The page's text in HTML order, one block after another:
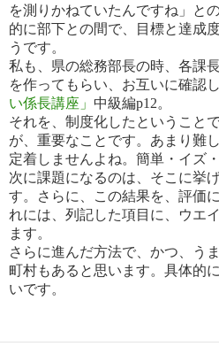
を測り かねていたんですね」と
的に部下との間で、目標と達成
うです。
私も、県の総務部長の時、各課
を作ってもらい、お互いに確認
い係長講座」 中級編p12。
それを、制度化したということ
が、重要なことです。あまり難
定着しま せんよね。簡単・イズ
次に課題になるのは、そこに挙
す。さらに、この結果を、評価
れには、列記した項目に、ウエ
ます。
さらに進んだ方法で、かつ、う
町村もあると思います。具体的
いです。